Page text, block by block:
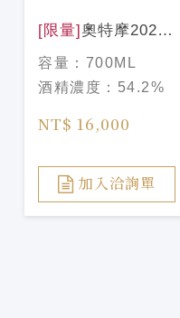
[限量] 奧特摩2026
嘉年華25週年
Octomore OBA
Redux
容量： 700ML
酒精濃度： 54.2%
NT$ 16,000
加入洽詢單